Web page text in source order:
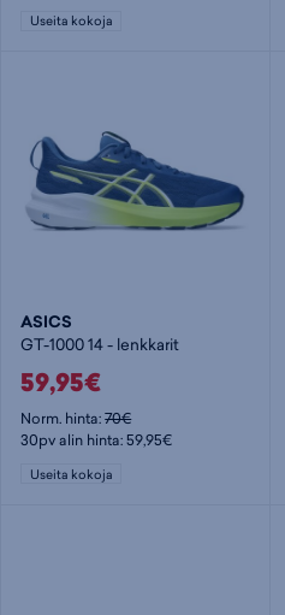
Useita kokoja
ASICS
GT-1000 14 - lenkkarit
59,95€
Norm. hinta:70€
30pv alin hinta: 59,95€
Useita kokoja